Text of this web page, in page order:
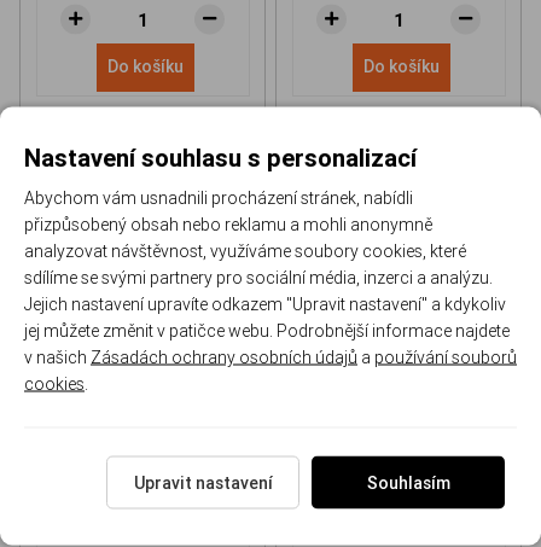
Do košíku Do košíku
NH 90 helicopter Book
613 Kč/ ks
P-51D Mustang Book
565 Kč/ ks
Nastavení souhlasu s personalizací
Abychom vám usnadnili procházení stránek, nabídli
přizpůsobený obsah nebo reklamu a mohli anonymně
analyzovat návštěvnost, využíváme soubory cookies, které
sdílíme se svými partnery pro sociální média, inzerci a analýzu.
Jejich nastavení upravíte odkazem "Upravit nastavení" a kdykoliv
jej můžete změnit v patičce webu. Podrobnější informace najdete
v našich Zásadách ochrany osobních údajů a používání souborů
cookies
Upravit nastavení Souhlasím